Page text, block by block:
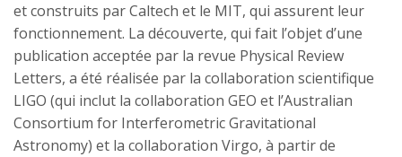
et construits par Caltech et le MIT, qui assurent leur
fonctionnement. La découverte, qui fait l’objet d’une
publication acceptée par la revue Physical Review
Letters, a été réalisée par la collaboration scientifique
LIGO (qui inclut la collaboration GEO et l’Australian
Consortium for Interferometric Gravitational
Astronomy) et la collaboration Virgo, à partir de